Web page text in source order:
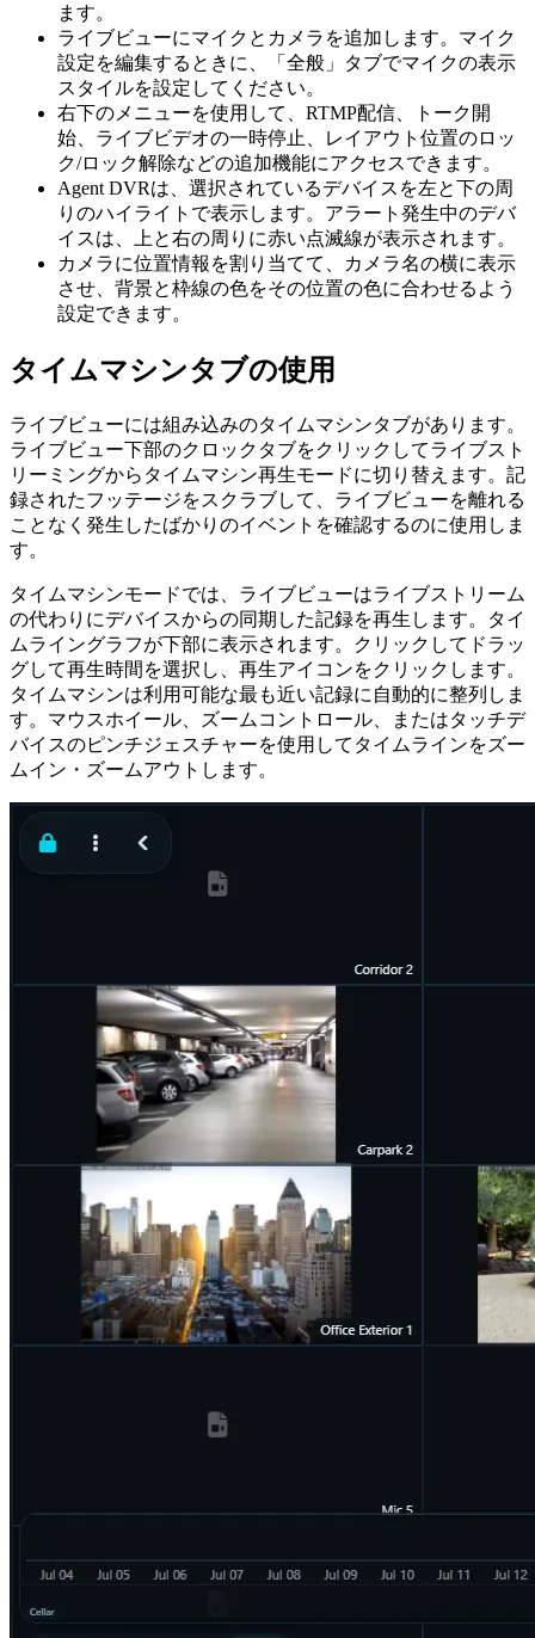
ます。
ライブビューにマイクとカメラを追加します。マイク
設定を編集するときに、「全般」タブでマイクの表示
スタイルを設定してください。
右下の メニューを使用して、RTMP配信、トーク開
始、ライブビデオの一時停止、レイアウト位置のロッ
ク/ロック解除などの追加機能にアクセスできます。
Agent DVRは、選択されているデバイスを左と下の周
りのハイライトで表示します。アラート発生中のデバ
イスは、上と右の周りに赤い点滅線が表示されます。
カメラに位置情報を割り当てて、カメラ名の横に表示
させ、背景と枠線の色をその位置の色に合わせるよう
設定できます。
タイムマシンタブの使用
ライブビューには組み込みのタイムマシンタブがあります。
ライブビュー下部のクロックタブをクリックしてライブスト
リーミングからタイムマシン再生モードに切り替えます。記
録されたフッテージをスクラブして、ライブビューを離れる
ことなく発生したばかりのイベントを確認するのに使用しま
す。
タイムマシンモードでは、ライブビューはライブストリーム
の代わりにデバイスからの同期した記録を再生します。タイ
ムライングラフが下部に表示されます。クリックしてドラッ
グして再生時間を選択し、再生アイコンをクリックします。
タイムマシンは利用可能な最も近い記録に自動的に整列しま
す。マウスホイール、ズームコントロール、またはタッチデ
バイスのピンチジェスチャーを使用してタイムラインをズー
ムイン・ズームアウトします。